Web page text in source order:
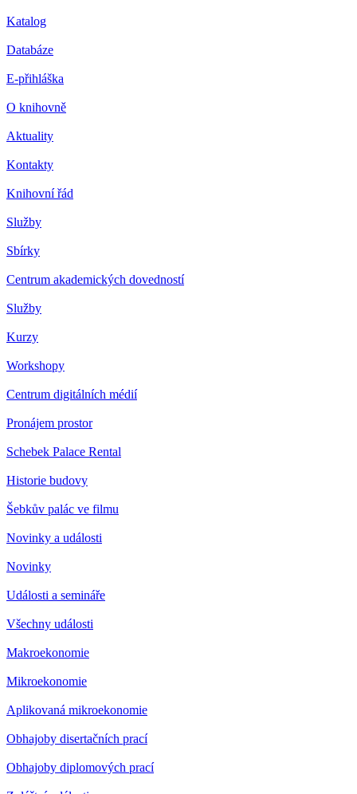
Katalog
Databáze
E-přihláška
O knihovně
Aktuality
Kontakty
Knihovní řád
Služby
Sbírky
Centrum akademických dovedností
Služby
Kurzy
Workshopy
Centrum digitálních médií
Pronájem prostor
Schebek Palace Rental
Historie budovy
Šebkův palác ve filmu
Novinky a události
Novinky
Události a semináře
Všechny události
Makroekonomie
Mikroekonomie
Aplikovaná mikroekonomie
Obhajoby disertačních prací
Obhajoby diplomových prací